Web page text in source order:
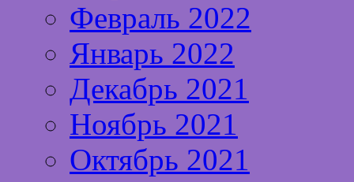
Февраль 2022
Январь 2022
Декабрь 2021
Ноябрь 2021
Октябрь 2021